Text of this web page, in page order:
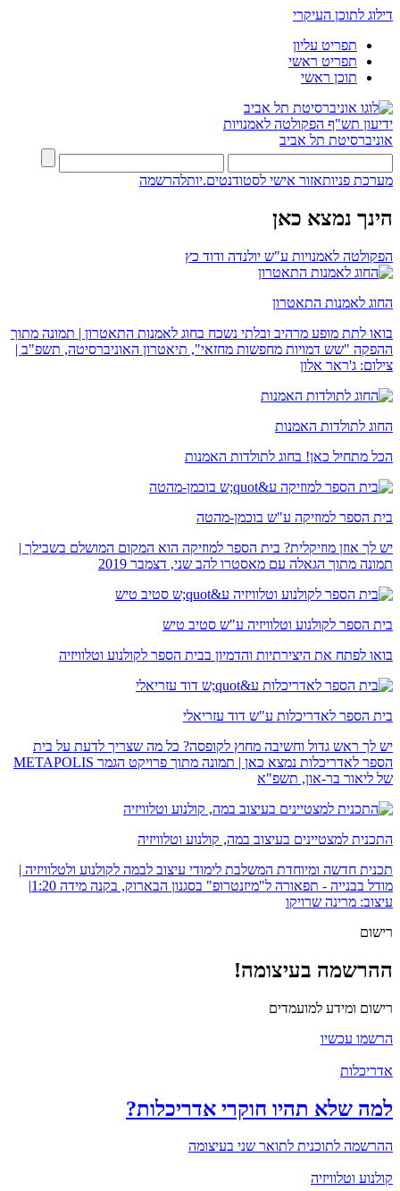
דילוג לתוכן העיקרי
תפריט עליון
תפריט ראשי
תוכן ראשי
ידיעון תש"ף הפקולטה לאמנויות
אוניברסיטת תל אביב
מערכת פניותאזור אישי לסטודנטים.יותלהרשמה
הינך נמצא כאן
הפקולטה לאמנויות ע"ש יולנדה ודוד כץ
החוג לאמנות התאטרון
בואו לתת מופע מרהיב ובלתי נשכח בחוג לאמנות התאטרון | תמונה מתוך
ההפקה "שש דמויות מחפשות מחזאי", תיאטרון האוניברסיטה, תשפ"ב |
צילום: ג'ראר אלון
החוג לתולדות האמנות
הכל מתחיל כאן! בחוג לתולדות האמנות
בית הספר למוזיקה ע"ש בוכמן-מהטה
יש לך אוזן מוזיקלית? בית הספר למוזיקה הוא המקום המושלם בשבילך |
תמונה מתוך הגאלה עם מאסטרו להב שני, דצמבר 2019
בית הספר לקולנוע וטלוויזיה ע"ש סטיב טיש
בואו לפתח את היצירתיות והדמיון בבית הספר לקולנוע וטלוויזיה
בית הספר לאדריכלות ע"ש דוד עזריאלי
יש לך ראש גדול וחשיבה מחוץ לקופסה? כל מה שצריך לדעת על בית
הספר לאדריכלות נמצא כאן | תמונה מתוך פרויקט הגמר METAPOLIS
של ליאור בר-און, תשפ"א
התכנית למצטיינים בעיצוב במה, קולנוע וטלוויזיה
תכנית חדשה ומיוחדת המשלבת לימודי עיצוב לבמה לקולנוע ולטלוויזיה |
מודל בבנייה - תפאורה ל"מיזנטרופ" בסגנון הבארוק, בקנה מידה 1:20|
עיצוב: מרינה שרויקו
רישום
ההרשמה בעיצומה!
רישום ומידע למועמדים
הרשמו עכשיו
אדריכלות
למה שלא תהיו חוקרי אדריכלות?
ההרשמה לתוכנית לתואר שני בעיצומה
קולנוע וטלוויזיה